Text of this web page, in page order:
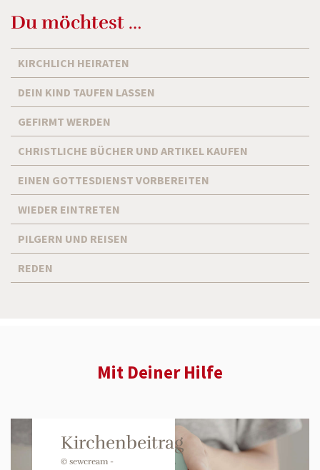
Du möchtest …
KIRCHLICH HEIRATEN
DEIN KIND TAUFEN LASSEN
GEFIRMT WERDEN
CHRISTLICHE BÜCHER UND ARTIKEL KAUFEN
EINEN GOTTESDIENST VORBEREITEN
WIEDER EINTRETEN
PILGERN UND REISEN
REDEN
Mit Deiner Hilfe
Kirchenbeitrag
© sewcream -